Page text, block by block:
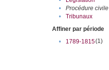
•
Procédure civile
•
Tribunaux
Affiner par période
•
1789-1815(1)